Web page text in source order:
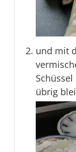
und mit
übrig